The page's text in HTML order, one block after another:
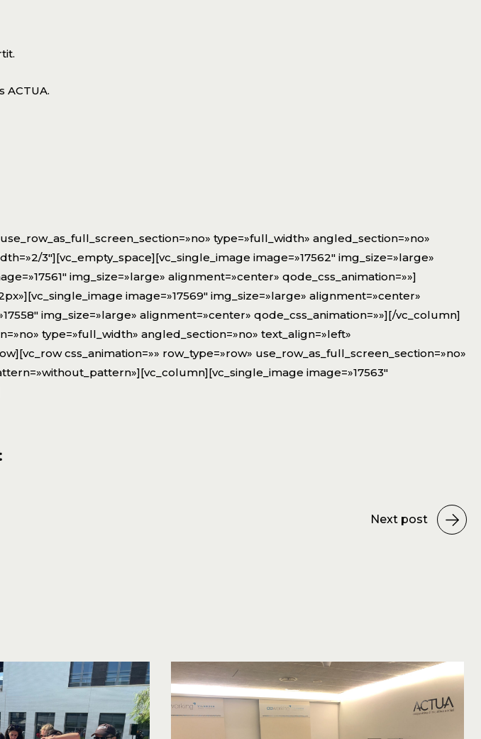
ACTUA.
type=»full_width» angled_section=»no»
3″][vc_empty_space][vc_single_image image=»17562″ img_size=»large»
img_size=»large» alignment=»center» qode_css_animation=»»]
image=»17569″ img_size=»large» alignment=»center»
img_size=»large» alignment=»center» qode_css_animation=»»][/vc_column]
type=»full_width» angled_section=»no» text_align=»left»
css_animation=»» row_type=»row» use_row_as_full_screen_section=»no»
image=»17563″
Next post